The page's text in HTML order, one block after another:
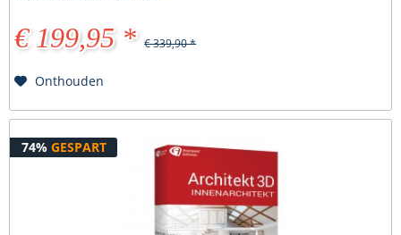
€ 199,95 * € 339,90 *
Onthouden
74% GESPART